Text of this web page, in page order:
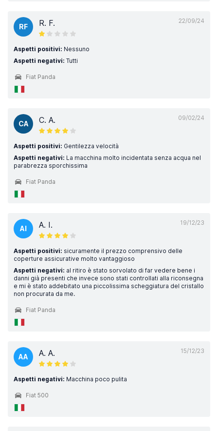
22/09/24
RF R. F.
Aspetti positivi: Nessuno
Aspetti negativi: Tutti
Fiat Panda
09/02/24
CA C. A.
Aspetti positivi: Gentilezza velocità
Aspetti negativi: La macchina molto incidentata senza acqua nel
parabrezza sporchissima
Fiat Panda
19/12/23
AI A. I.
Aspetti positivi: sicuramente il prezzo comprensivo delle
coperture assicurative molto vantaggioso
Aspetti negativi: al ritiro è stato sorvolato di far vedere bene i
danni già presenti che invece sono stati controllati alla riconsegna
e mi è stato addebitato una piccolissima scheggiatura del cristallo
non procurata da me.
Fiat Panda
15/12/23
AA A. A.
Aspetti negativi: Macchina poco pulita
Fiat 500